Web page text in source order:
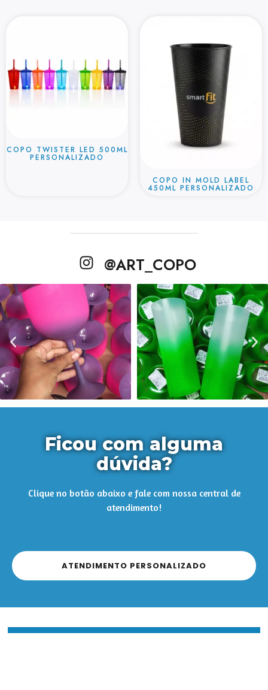
COPO TWISTER LED 500ML
PERSONALIZADO
COPO IN MOLD LABEL
450ML PERSONALIZADO
@ART_COPO
Ficou com alguma
dúvida?
Clique no botão abaixo e fale com nossa central de
atendimento!
ATENDIMENTO PERSONALIZADO